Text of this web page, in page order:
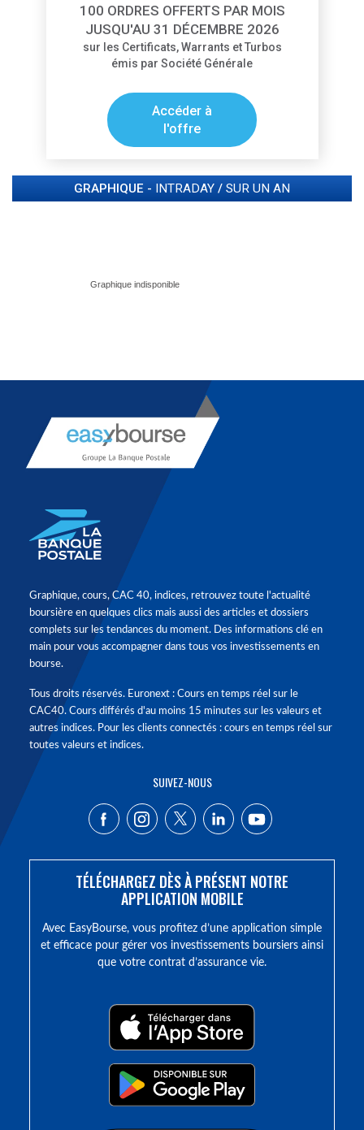
100 ORDRES OFFERTS PAR MOIS
JUSQU'AU 31 DÉCEMBRE 2026
sur les Certificats, Warrants et Turbos
émis par Société Générale
Accéder à
l'offre
GRAPHIQUE - INTRADAY / SUR UN AN
Graphique, cours, CAC 40, indices, retrouvez toute l'actualité
boursière en quelques clics mais aussi des articles et dossiers
complets sur les tendances du moment. Des informations clé en
main pour vous accompagner dans tous vos investissements en
bourse.
Tous droits réservés. Euronext : Cours en temps réel sur le
CAC40. Cours différés d'au moins 15 minutes sur les valeurs et
autres indices. Pour les clients connectés : cours en temps réel sur
toutes valeurs et indices.
SUIVEZ-NOUS
TÉLÉCHARGEZ DÈS À PRÉSENT NOTRE
APPLICATION MOBILE
Avec EasyBourse, vous profitez d’une application simple
et efficace pour gérer vos investissements boursiers ainsi
que votre contrat d’assurance vie.